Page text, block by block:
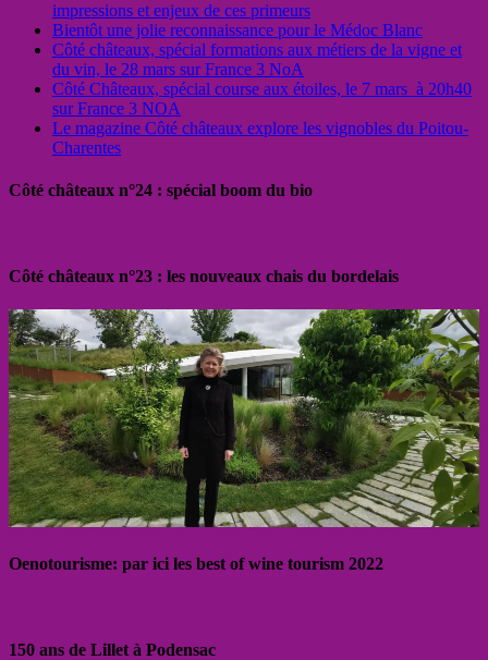
impressions et enjeux de ces primeurs
Bientôt une jolie reconnaissance pour le Médoc Blanc
Côté châteaux, spécial formations aux métiers de la vigne et
du vin, le 28 mars sur France 3 NoA
Côté Châteaux, spécial course aux étoiles, le 7 mars à 20h40
sur France 3 NOA
Le magazine Côté châteaux explore les vignobles du Poitou-
Charentes
Côté châteaux n°24 : spécial boom du bio
Côté châteaux n°23 : les nouveaux chais du bordelais
Oenotourisme: par ici les best of wine tourism 2022
150 ans de Lillet à Podensac